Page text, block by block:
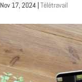
Nov 17, 2024 |Télétravail